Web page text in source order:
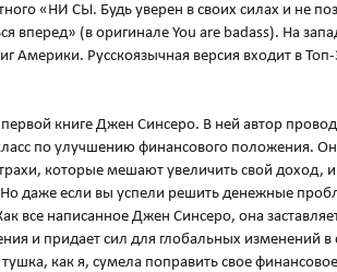
«НИ СЫ. Будь уверен в своих силах и не
вперед» (в оригинале You are badass). На
Америки. Русскоязычная версия входит в
книге Джен Синсеро. В ней автор
по улучшению финансового положения.
которые мешают увеличить свой доход, и
даже если вы успели решить денежные
все написанное Джен Синсеро, она
и придает сил для глобальных изменений в
как я, сумела поправить свое